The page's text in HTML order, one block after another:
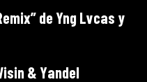
de Yng Lvcas y
& Yandel